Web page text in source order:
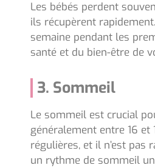
Les bébés perdent
ils récupèrent
semaine pendant les
santé et du bien-être de
3. Sommeil
Le sommeil est crucial
généralement entre 16
régulières, et il n’est pas
un rythme de sommeil